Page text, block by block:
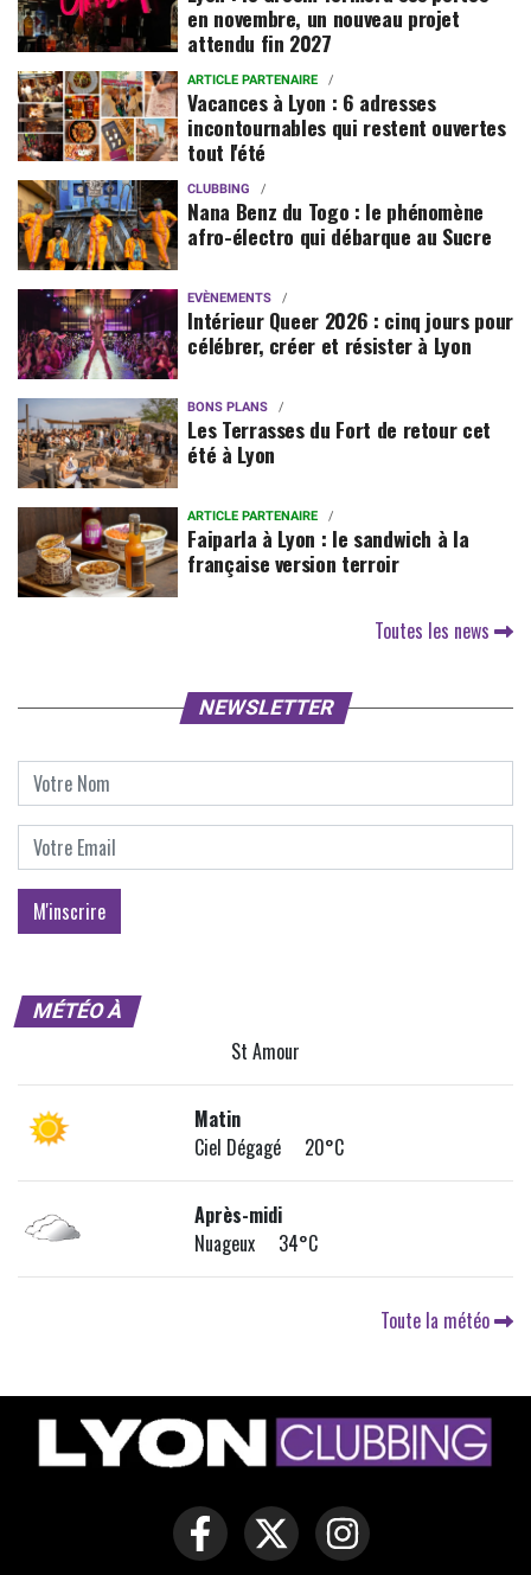
en novembre, un nouveau projet
attendu fin 2027
ARTICLE PARTENAIRE
Vacances à Lyon : 6 adresses
incontournables qui restent ouvertes
tout l'été
CLUBBING
Nana Benz du Togo : le phénomène
afro-électro qui débarque au Sucre
EVÈNEMENTS
Intérieur Queer 2026 : cinq jours pour
célébrer, créer et résister à Lyon
BONS PLANS
Les Terrasses du Fort de retour cet
été à Lyon
ARTICLE PARTENAIRE
Faiparla à Lyon : le sandwich à la
française version terroir
Toutes les news
NEWSLETTER
MÉTÉO À
St Amour
Matin
Ciel Dégagé 20°C
Après-midi
Nuageux 34°C
Toute la météo